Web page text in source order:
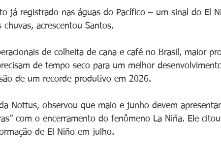
já registrado nas águas do Pacífico – um sinal do El
chuvas, acrescentou Santos.
de colheita de cana e café no Brasil, maior
de tempo seco para um melhor
de um recorde produtivo em 2026.
Nottus, observou que maio e junho devem
com o encerramento do fenômeno La Niña. Ele
de El Niño em julho.